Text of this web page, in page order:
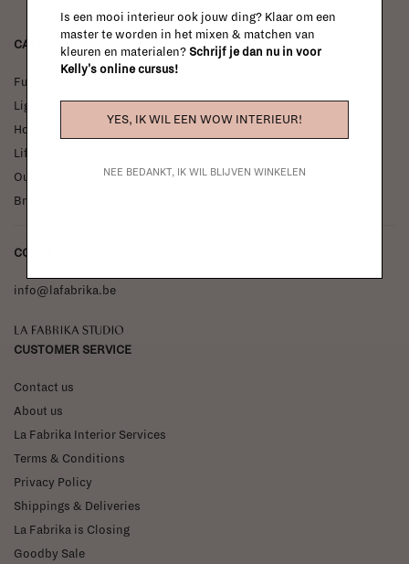
CATEGORIES
Furniture
Lighting
Homeware
Lifestyle
Outlet
Brands
CONTACT
info@lafabrika.be
La Fabrika Studio
CUSTOMER SERVICE
Contact us
About us
La Fabrika Interior Services
Terms & Conditions
Privacy Policy
Shippings & Deliveries
La Fabrika is Closing
Goodby Sale
Is een mooi interieur ook jouw ding? Klaar om een
master te worden in het mixen & matchen van
kleuren en materialen? Schrijf je dan nu in voor
Kelly's online cursus!
YES, IK WIL EEN WOW INTERIEUR!
NEE BEDANKT, IK WIL BLIJVEN WINKELEN